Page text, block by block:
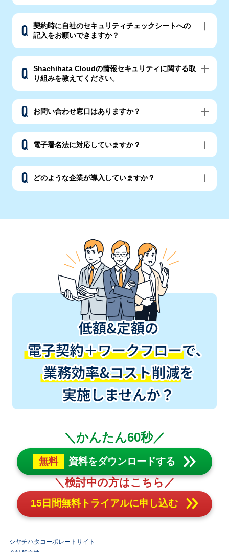
契約時に自社のセキュリティチェックシートへの
記入をお願いできますか？
Shachihata Cloudの情報セキュリティに関する取
り組みを教えてください。
お問い合わせ窓口はありますか？
電子署名法に対応していますか？
どのような企業が導入していますか？
＼かんたん60秒／
無料 資料をダウンロードする
＼検討中の方はこちら／
15日間無料トライアルに申し込む
シヤチハタコーポレートサイト